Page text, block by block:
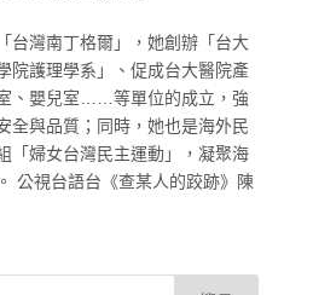
台灣南丁格爾」，她創辦「台大
院護理學系」、促成台大醫院產
、嬰兒室……等單位的成立，強
全與品質；同時，她也是海外民
「婦女台灣民主運動」，凝聚海
公視台語台《查某人的跤跡》陳